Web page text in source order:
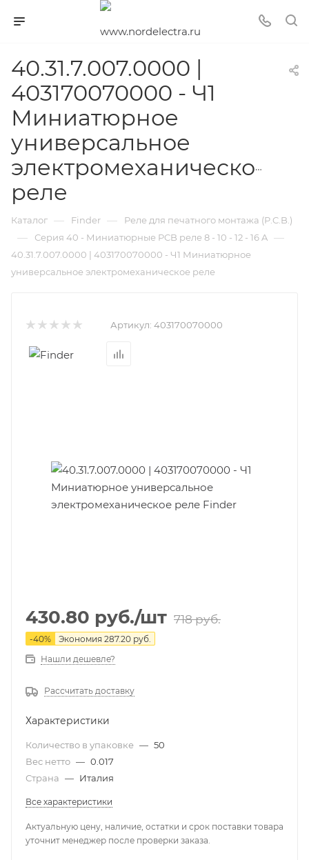
40.31.7.007.0000 |
403170070000 - Ч1
Миниатюрное
универсальное
электромеханическое
реле
Каталог — Finder — Реле для печатного монтажа (P.C.B.)
— Серия 40 - Миниатюрные PCB реле 8 - 10 - 12 - 16 A —
40.31.7.007.0000 | 403170070000 - Ч1 Миниатюрное
универсальное электромеханическое реле
Артикул: 403170070000
430.80 руб./шт 718руб.
-40% Экономия 287.20 руб.
Нашли дешевле?
Рассчитать доставку
Характеристики
Количество в упаковке — 50
Вес нетто — 0.017
Страна — Италия
Все характеристики
Актуальную цену, наличие, остатки и срок поставки товара
уточнит менеджер после проверки заказа.